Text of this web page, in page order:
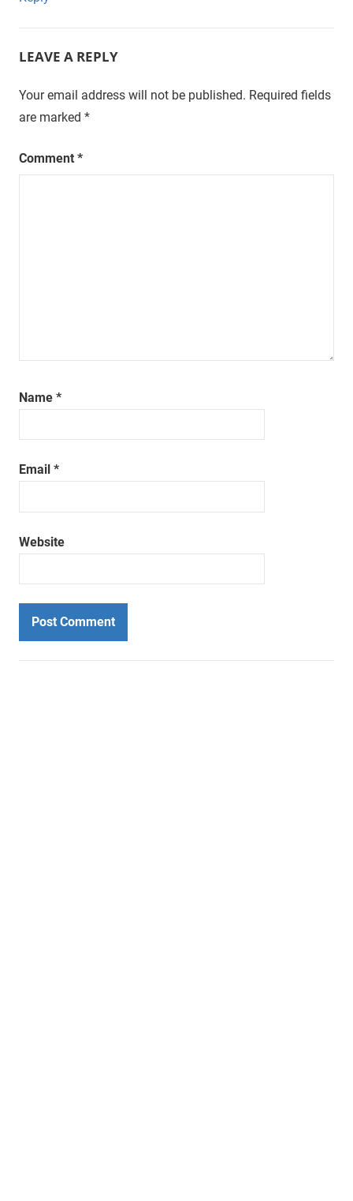
LEAVE A REPLY
Your email address will not be published. Required fields
are marked *
Comment *
Name *
Email *
Website